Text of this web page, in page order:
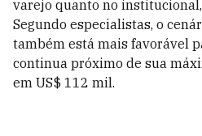
varejo quanto no
Segundo especialistas, o
também está mais favorável
continua próximo de sua
em US$ 112 mil.